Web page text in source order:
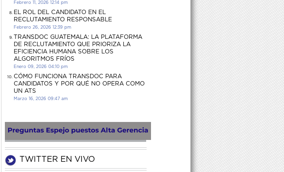
Febrero 11, 2026 12:14 pm
EL ROL DEL CANDIDATO EN EL
RECLUTAMIENTO RESPONSABLE
Febrero 26, 2026 12:39 pm
TRANSDOC GUATEMALA: LA PLATAFORMA
DE RECLUTAMIENTO QUE PRIORIZA LA
EFICIENCIA HUMANA SOBRE LOS
ALGORITMOS FRÍOS
Enero 09, 2026 04:10 pm
CÓMO FUNCIONA TRANSDOC PARA
CANDIDATOS Y POR QUÉ NO OPERA COMO
UN ATS
Marzo 16, 2026 09:47 am
TWITTER EN VIVO